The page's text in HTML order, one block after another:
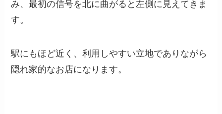
み、最初の信号を北に曲がると左側に見えてきま
す。
駅にもほど近く、利用しやすい立地でありながら
隠れ家的なお店になります。